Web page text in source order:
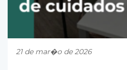
21 de mar�o de 2026